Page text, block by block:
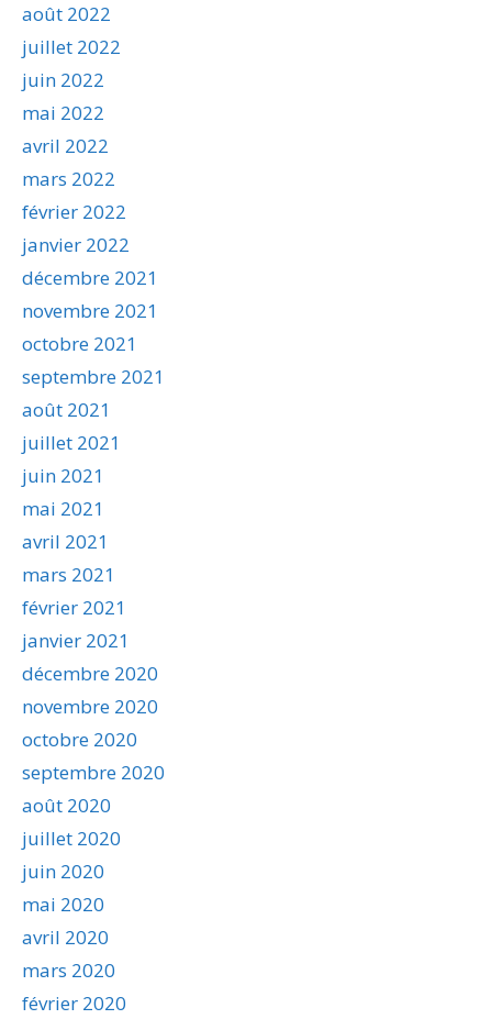
août 2022
juillet 2022
juin 2022
mai 2022
avril 2022
mars 2022
février 2022
janvier 2022
décembre 2021
novembre 2021
octobre 2021
septembre 2021
août 2021
juillet 2021
juin 2021
mai 2021
avril 2021
mars 2021
février 2021
janvier 2021
décembre 2020
novembre 2020
octobre 2020
septembre 2020
août 2020
juillet 2020
juin 2020
mai 2020
avril 2020
mars 2020
février 2020